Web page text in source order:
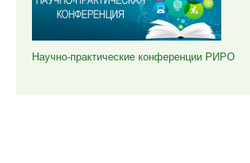
Научно-практические конференции РИРО